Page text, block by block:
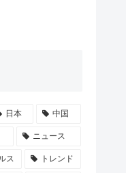
の声...
...
日本 中国
ニュース
ス トレンド